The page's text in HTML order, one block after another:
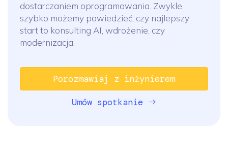
dostarczaniem oprogramowania. Zwykle
szybko możemy powiedzieć, czy najlepszy
start to konsulting AI, wdrożenie, czy
modernizacja.
Porozmawiaj z inżynierem
Umów spotkanie